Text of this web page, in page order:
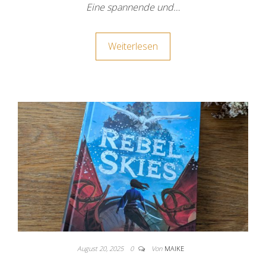
Eine spannende und…
Weiterlesen
August 20, 2025 0 Von MAIKE